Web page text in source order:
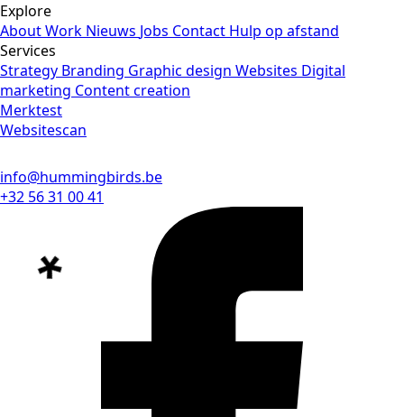
Explore
AboutWork Nieuws Jobs Contact Hulp op afstand
Services
Strategy Branding Graphic design Websites Digital
marketing Content creation
Merktest
Websitescan
info@hummingbirds.be
+32 56 31 00 41